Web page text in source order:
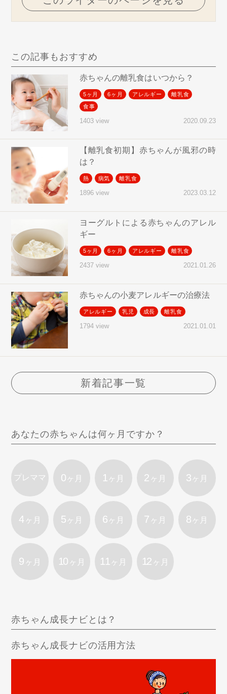
この記事もおすすめ
赤ちゃんの離乳食はいつから？
5ヶ月 6ヶ月 アレルギー
離乳食
食事
1403 view 2020.09.23
【離乳食初期】赤ちゃんが風邪の時
は？
熱 病気 離乳食
1896 view 2023.03.12
ヨーグルトによる赤ちゃんのアレル
ギー
5ヶ月 6ヶ月 アレルギー 離乳食
2437 view 2021.01.26
赤ちゃんの小麦アレルギーの治療法
アレルギー 乳児 成長 離乳食
1794 view 2021.01.01
新着記事一覧
あなたの赤ちゃんは何ヶ月ですか？
プレママ 0 ヶ月 1 ヶ月 2 ヶ月 3 ヶ月
4 ヶ月 5 ヶ月 6 ヶ月 7 ヶ月 8 ヶ月
9 ヶ月 10 ヶ月 11 ヶ月 12 ヶ月
赤ちゃん成長ナビとは？
赤ちゃん成長ナビの活用方法